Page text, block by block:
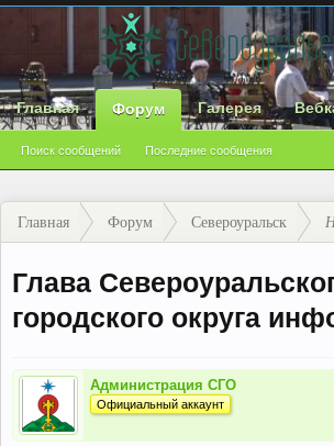
Главная Форум
Поиск сообщений Последние сообщения
Галерея
Главная Форум Североуральск
Глава
городского округа
Администрация СГО
Официальный аккаунт